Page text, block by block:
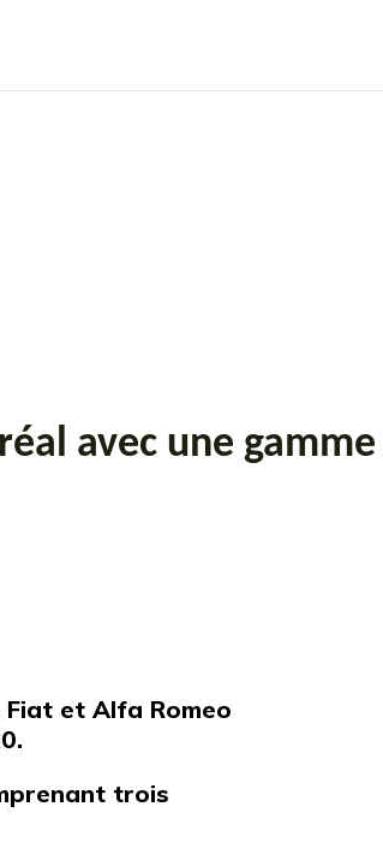
avec une
Fiat et Alfa Romeo
trois